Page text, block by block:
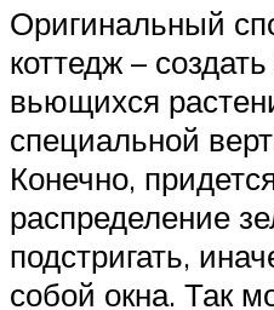
Оригинальный
коттедж –
вьющихся
специальной
Конечно,
распределение
подстригать,
собой окна. Так